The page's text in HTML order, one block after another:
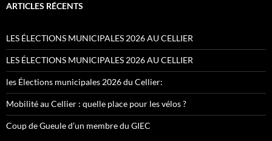
ARTICLES RÉCENTS
LES ÉLECTIONS MUNICIPALES 2026 AU CELLIER
LES ÉLECTIONS MUNICIPALES 2026 AU CELLIER
les Élections municipales 2026 du Cellier:
Mobilité au Cellier : quelle place pour les vélos ?
Coup de Gueule d’un membre du GIEC